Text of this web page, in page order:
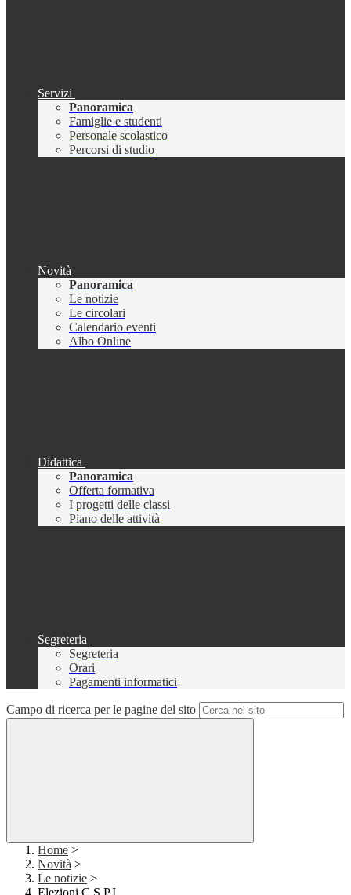
Servizi
Panoramica
Famiglie e studenti
Personale scolastico
Percorsi di studio
Novità
Panoramica
Le notizie
Le circolari
Calendario eventi
Albo Online
Didattica
Panoramica
Offerta formativa
I progetti delle classi
Piano delle attività
Segreteria
Segreteria
Orari
Pagamenti informatici
Campo di ricerca per le pagine del sito
Home >
Novità >
Le notizie >